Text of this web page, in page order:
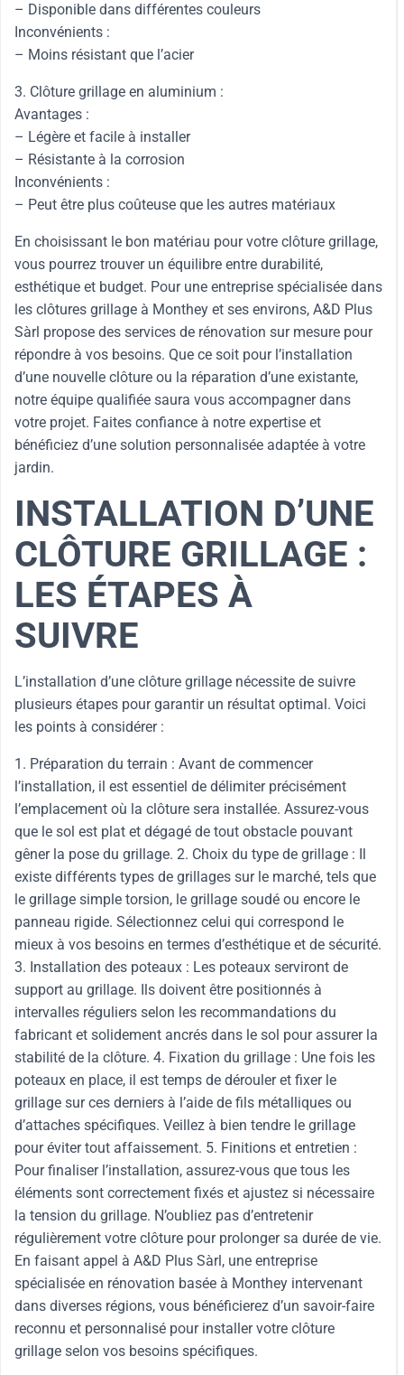
– Disponible dans différentes couleurs
Inconvénients :
– Moins résistant que l’acier
3. Clôture grillage en aluminium :
Avantages :
– Légère et facile à installer
– Résistante à la corrosion
Inconvénients :
– Peut être plus coûteuse que les autres matériaux
En choisissant le bon matériau pour votre clôture grillage,
vous pourrez trouver un équilibre entre durabilité,
esthétique et budget. Pour une entreprise spécialisée dans
les clôtures grillage à Monthey et ses environs, A&D Plus
Sàrl propose des services de rénovation sur mesure pour
répondre à vos besoins. Que ce soit pour l’installation
d’une nouvelle clôture ou la réparation d’une existante,
notre équipe qualifiée saura vous accompagner dans
votre projet. Faites confiance à notre expertise et
bénéficiez d’une solution personnalisée adaptée à votre
jardin.
INSTALLATION D’UNE
CLÔTURE GRILLAGE :
LES ÉTAPES À
SUIVRE
L’installation d’une clôture grillage nécessite de suivre
plusieurs étapes pour garantir un résultat optimal. Voici
les points à considérer :
1. Préparation du terrain : Avant de commencer
l’installation, il est essentiel de délimiter précisément
l’emplacement où la clôture sera installée. Assurez-vous
que le sol est plat et dégagé de tout obstacle pouvant
gêner la pose du grillage. 2. Choix du type de grillage : Il
existe différents types de grillages sur le marché, tels que
le grillage simple torsion, le grillage soudé ou encore le
panneau rigide. Sélectionnez celui qui correspond le
mieux à vos besoins en termes d’esthétique et de sécurité.
3. Installation des poteaux : Les poteaux serviront de
support au grillage. Ils doivent être positionnés à
intervalles réguliers selon les recommandations du
fabricant et solidement ancrés dans le sol pour assurer la
stabilité de la clôture. 4. Fixation du grillage : Une fois les
poteaux en place, il est temps de dérouler et fixer le
grillage sur ces derniers à l’aide de fils métalliques ou
d’attaches spécifiques. Veillez à bien tendre le grillage
pour éviter tout affaissement. 5. Finitions et entretien :
Pour finaliser l’installation, assurez-vous que tous les
éléments sont correctement fixés et ajustez si nécessaire
la tension du grillage. N’oubliez pas d’entretenir
régulièrement votre clôture pour prolonger sa durée de vie.
En faisant appel à A&D Plus Sàrl, une entreprise
spécialisée en rénovation basée à Monthey intervenant
dans diverses régions, vous bénéficierez d’un savoir-faire
reconnu et personnalisé pour installer votre clôture
grillage selon vos besoins spécifiques.